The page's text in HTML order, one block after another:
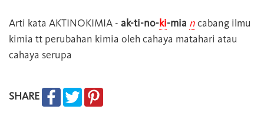
Arti kata AKTINOKIMIA - ak-ti-no-ki-mia ncabang ilmu
kimia tt perubahan kimia oleh cahaya matahari atau
cahaya serupa
SHARE